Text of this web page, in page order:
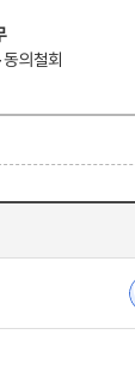
의철회